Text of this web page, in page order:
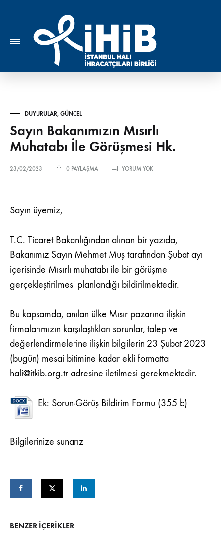
DUYURULAR, GÜNCEL
Sayın Bakanımızın Mısırlı
Muhatabı İle Görüşmesi Hk.
23/02/2023 0 PAYLAŞMA YORUM YOKSAYIN
Sayın üyemiz,
T.C. Ticaret Bakanlığından alınan bir yazıda,
Bakanımız Sayın Mehmet Muş tarafından Şubat ayı
içerisinde Mısırlı muhatabı ile bir görüşme
gerçekleştirilmesi planlandığı bildirilmektedir.
Bu kapsamda, anılan ülke Mısır pazarına ilişkin
firmalarımızın karşılaştıkları sorunlar, talep ve
değerlendirmelerine ilişkin bilgilerin 23 Şubat 2023
(bugün) mesai bitimine kadar ekli formatta
hali@itkib.org.tr adresine iletilmesi gerekmektedir.
Ek: Sorun-Görüş Bildirim Formu
Bilgilerinize sunarız
BENZER IÇERIKLER